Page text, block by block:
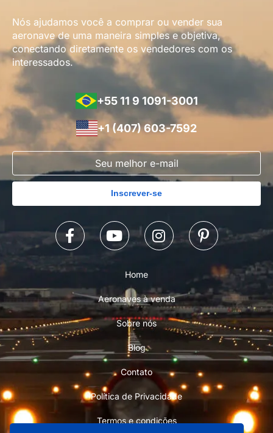
Nós ajudamos você a comprar ou vender sua
aeronave de uma maneira simples e objetiva,
conectando diretamente os vendedores com os
interessados.
+55 11 9 1091-3001
+1 (407) 603-7592
Inscrever-se
Home
Aeronaves à venda
Sobre nós
Blog
Contato
Política de Privacidade
Termos e condições